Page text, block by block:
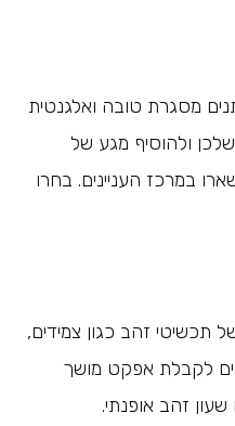
מסגרת טובה ואלגנטית
ולהוסיף מגע של
במרכז העניינים. בחרו
תכשיטי זהב כגון צמידים,
לקבלת אפקט מושך
זהב אופנתי.